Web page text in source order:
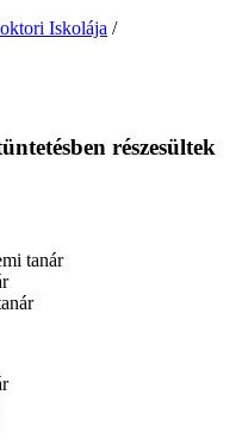
Iskolája /
részesültek
tanár